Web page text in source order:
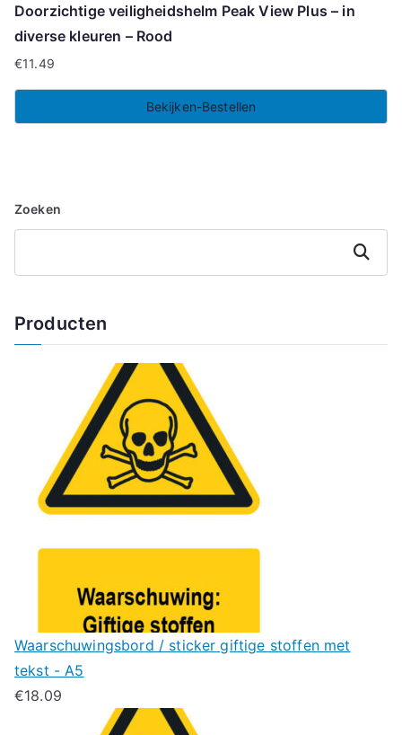
Doorzichtige veiligheidshelm Peak View Plus – in
diverse kleuren – Rood
€11.49
Bekijken-Bestellen
Zoeken
Zoeken
Producten
Waarschuwingsbord / sticker giftige stoffen met
tekst - A5
€18.09